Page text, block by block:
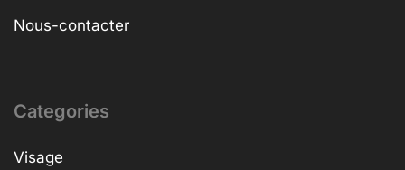
Nous-contacter
Categories
Visage